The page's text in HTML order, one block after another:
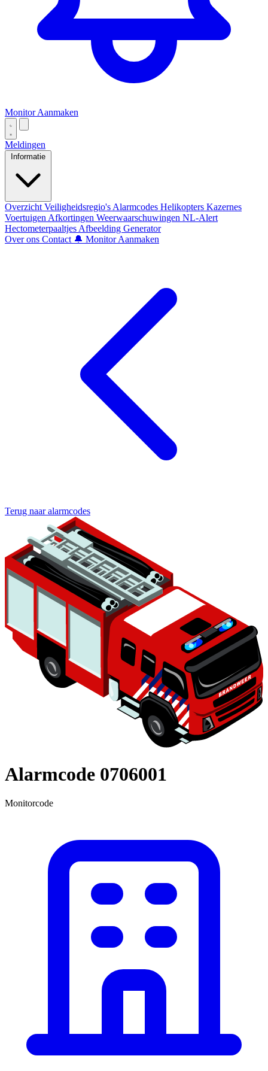
Monitor Aanmaken
Meldingen
Informatie
Overzicht Veiligheidsregio's Alarmcodes Helikopters Kazernes
Voertuigen Afkortingen Weerwaarschuwingen NL-Alert
Hectometerpaaltjes Afbeelding Generator
Over ons Contact 🔔 Monitor Aanmaken
Terug naar alarmcodes
Alarmcode 0706001
Monitorcode